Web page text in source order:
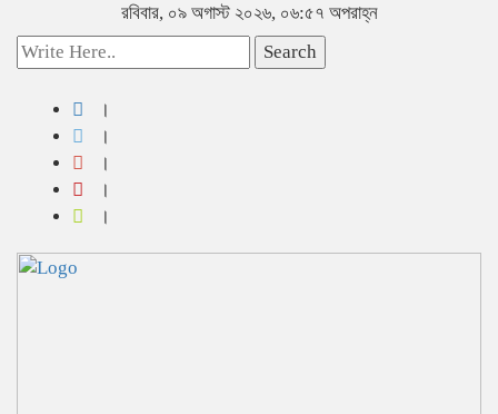
রবিবার, ০৯ অগাস্ট ২০২৬, ০৬:৫৭ অপরাহ্ন
Search